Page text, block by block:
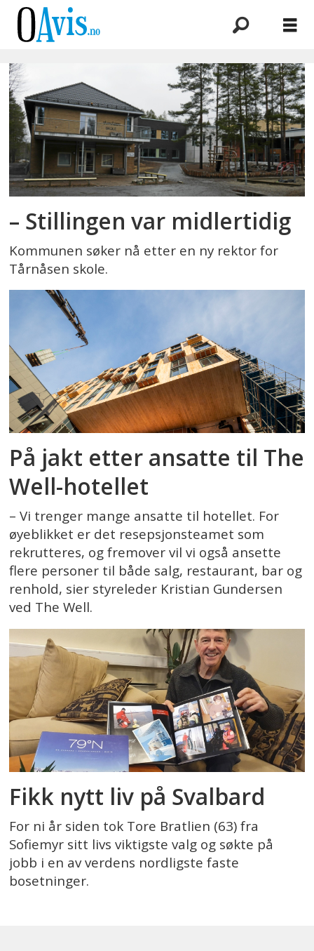
Emne:
ledig
stilling
– Stillingen var midlertidig
Kommunen søker nå etter en ny rektor for
Tårnåsen skole.
På jakt etter ansatte til The
Well-hotellet
– Vi trenger mange ansatte til hotellet. For
øyeblikket er det resepsjonsteamet som
rekrutteres, og fremover vil vi også ansette
flere personer til både salg, restaurant, bar og
renhold, sier styreleder Kristian Gundersen
ved The Well.
Fikk nytt liv på Svalbard
For ni år siden tok Tore Bratlien (63) fra
Sofiemyr sitt livs viktigste valg og søkte på
jobb i en av verdens nordligste faste
bosetninger.